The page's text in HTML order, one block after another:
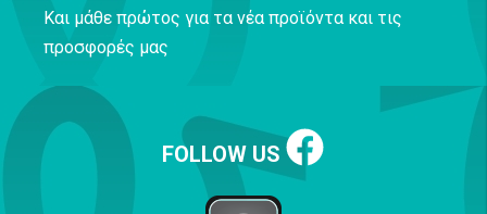
Και μάθε πρώτος για τα νέα προϊόντα και τις
προσφορές μας
FOLLOW US